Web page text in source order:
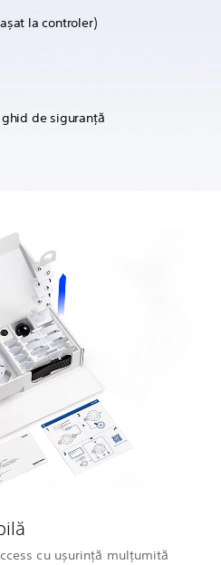
la controler)
de siguranță
cu ușurință mulțumită